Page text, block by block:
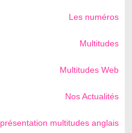
Les numéros
Multitudes
Multitudes Web
Nos Actualités
présentation multitudes anglais